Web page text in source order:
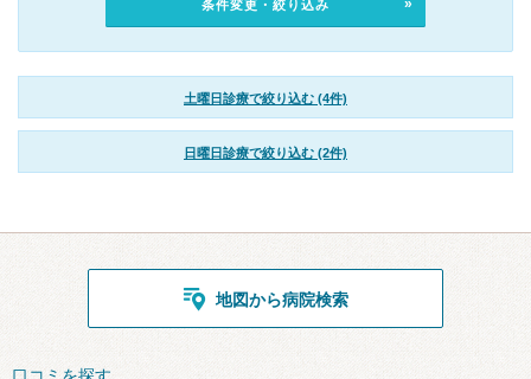
条件変更・絞り込み
土曜日診療で絞り込む (4件)
日曜日診療で絞り込む (2件)
地図から病院検索